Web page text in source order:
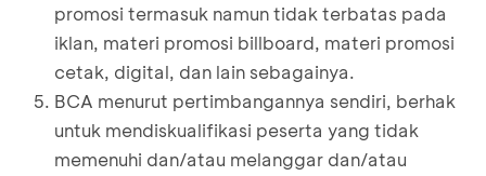
promosi termasuk namun tidak terbatas pada
iklan, materi promosi billboard, materi promosi
cetak, digital, dan lain sebagainya.
BCA menurut pertimbangannya sendiri, berhak
untuk mendiskualifikasi peserta yang tidak
memenuhi dan/atau melanggar dan/atau